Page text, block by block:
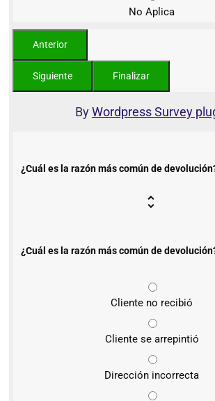
No Aplica
ByWordpress Survey
¿Cuál es la razón más común de
¿Cuál es la razón más común de
Cliente no recibió
Cliente se arrepintió
Dirección incorrecta